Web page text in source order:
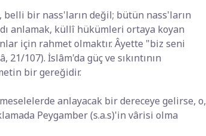
bir nass'ların değil; bütün nass'ların
anlamak, küllî hükümleri ortaya koyan
için rahmet olmaktır. Âyette "biz seni
107). İslâm'da güç ve sıkıntının
bir gereğidir.
anlayacak bir dereceye gelirse, o,
Peygamber (s.a.s)'in vârisi olma